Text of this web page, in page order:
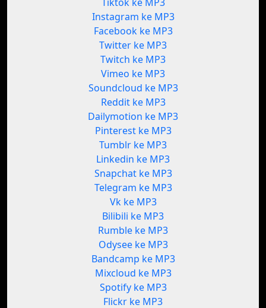
Instagram ke MP3
Facebook ke MP3
Twitter ke MP3
Twitch ke MP3
Vimeo ke MP3
Soundcloud ke MP3
Reddit ke MP3
Dailymotion ke MP3
Pinterest ke MP3
Tumblr ke MP3
Linkedin ke MP3
Snapchat ke MP3
Telegram ke MP3
Vk ke MP3
Bilibili ke MP3
Rumble ke MP3
Odysee ke MP3
Bandcamp ke MP3
Mixcloud ke MP3
Spotify ke MP3
Flickr ke MP3